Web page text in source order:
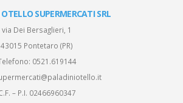
SUPERMERCATI SRL
via Dei Bersaglieri, 1
43015 Pontetaro (PR)
0521.619144
– P.I. 02466960347